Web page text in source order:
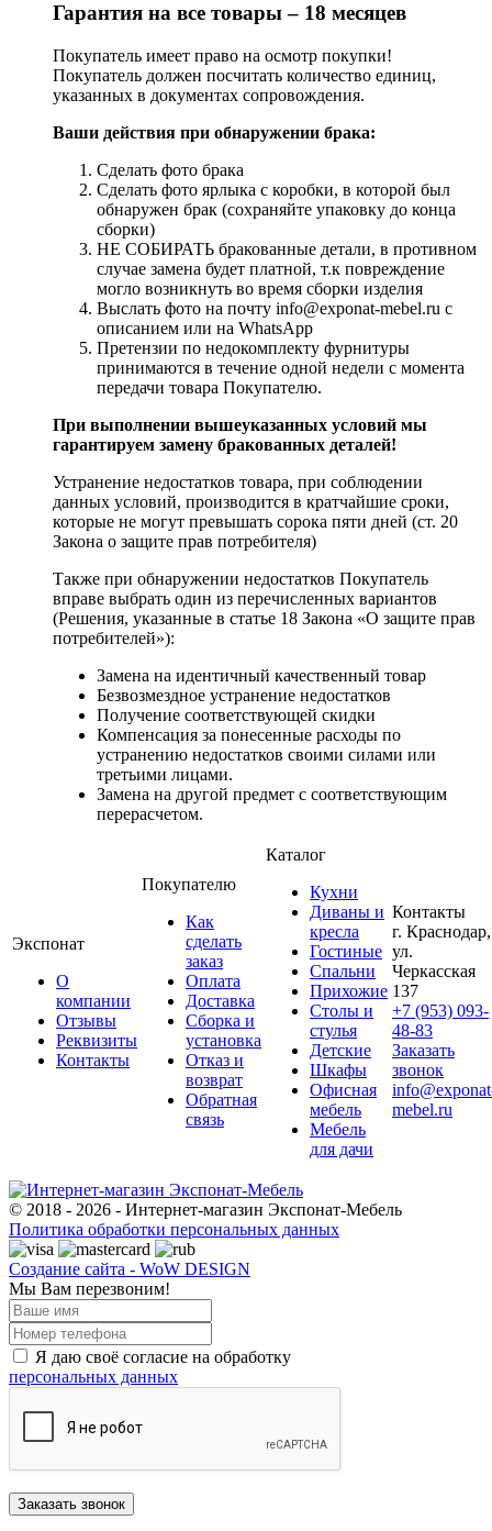
Гарантия на все товары – 18 месяцев
Покупатель имеет право на осмотр покупки!
Покупатель должен посчитать количество единиц,
указанных в документах сопровождения.
Ваши действия при обнаружении брака:
Сделать фото брака
Сделать фото ярлыка с коробки, в которой был
обнаружен брак (сохраняйте упаковку до конца
сборки)
НЕ СОБИРАТЬ бракованные детали, в противном
случае замена будет платной, т.к повреждение
могло возникнуть во время сборки изделия
Выслать фото на почту info@exponat-mebel.ru с
описанием или на WhatsApp
Претензии по недокомплекту фурнитуры
принимаются в течение одной недели с момента
передачи товара Покупателю.
При выполнении вышеуказанных условий мы
гарантируем замену бракованных деталей!
Устранение недостатков товара, при соблюдении
данных условий, производится в кратчайшие сроки,
которые не могут превышать сорока пяти дней (ст. 20
Закона о защите прав потребителя)
Также при обнаружении недостатков Покупатель
вправе выбрать один из перечисленных вариантов
(Решения, указанные в статье 18 Закона «О защите прав
потребителей»):
Замена на идентичный качественный товар
Безвозмездное устранение недостатков
Получение соответствующей скидки
Компенсация за понесенные расходы по
устранению недостатков своими силами или
третьими лицами.
Замена на другой предмет с соответствующим
перерасчетом.
Экспонат
О
компании
Отзывы
Реквизиты
Контакты
Покупателю
Как
сделать
заказ
Оплата
Доставка
Сборка и
установка
Отказ и
возврат
Обратная
связь
Каталог
Кухни
Диваны и
кресла
Гостиные
Спальни
Прихожие
Столы и
стулья
Детские
Шкафы
Офисная
мебель
Мебель
для дачи
Контакты
г. Краснодар,
ул.
Черкасская
137
+7 (953) 093-
48-83
Заказать
звонок
mebel.ru
© 2018 - 2026 - Интернет-магазин Экспонат-Мебель
Политика обработки персональных данных
Создание сайта - WoW DESIGN
Мы Вам перезвоним!
Я даю своё согласие на обработку
персональных данных